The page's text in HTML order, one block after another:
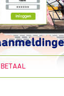
BETAAL